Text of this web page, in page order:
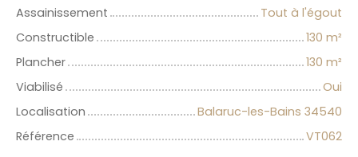
Assainissement
Tout à l'égout
Constructible
130 m²
Plancher
130 m²
Viabilisé
Oui
Localisation
Balaruc-les-Bains 34540
Référence
VT062